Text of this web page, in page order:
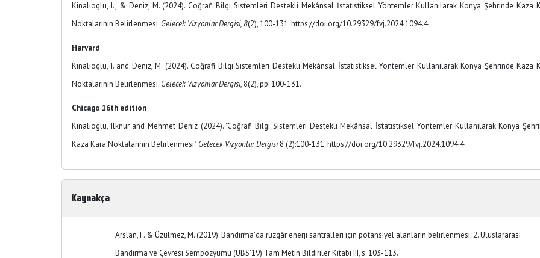
Kinalioglu, I., & Deniz, M. (2024). Coğrafi Bilgi Sistemleri Destekli Mekânsal İstatistiksel Yöntemler Kullanılarak Konya Şehrinde Kaza
Noktalarının Belirlenmesi. Gelecek Vizyonlar Dergisi, 8(2), 100-131. https://doi.org/10.29329/fvj.2024.1094.4
Harvard
Kinalioglu, I. and Deniz, M. (2024). Coğrafi Bilgi Sistemleri Destekli Mekânsal İstatistiksel Yöntemler Kullanılarak Konya Şehrinde Kaza
Noktalarının Belirlenmesi. Gelecek Vizyonlar Dergisi, 8(2), pp. 100-131.
Chicago 16th edition
Kinalioglu, Ilknur and Mehmet Deniz (2024). "Coğrafi Bilgi Sistemleri Destekli Mekânsal İstatistiksel Yöntemler Kullanılarak Konya
Kaza Kara Noktalarının Belirlenmesi". Gelecek Vizyonlar Dergisi8 (2):100-131. https://doi.org/10.29329/fvj.2024.1094.4
Kaynakça
Arslan, F. & Üzülmez, M. (2019). Bandırma’da rüzgâr enerji santralleri için potansiyel alanların belirlenmesi. 2. Uluslararası
Bandırma ve Çevresi Sempozyumu (UBS’19) Tam Metin Bildiriler Kitabı III, s. 103-113.